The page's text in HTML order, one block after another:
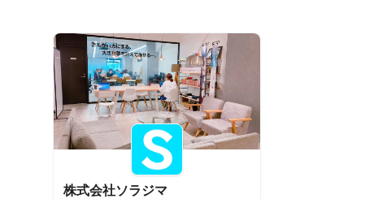
株式会社ソラジマ